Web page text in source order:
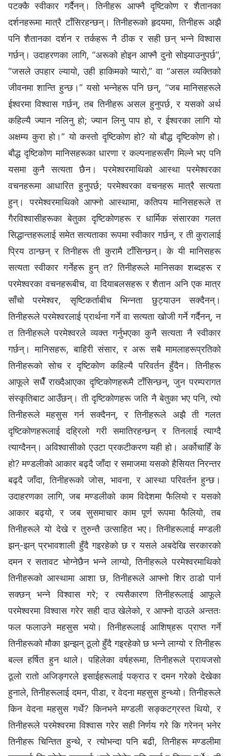
पटक्कै स्वीकार गर्दैनन्। तिनीहरू आफ्नै दृष्टिकोण र शैतानका
दर्शनहरूमा मात्रै टाँसिरहन्छन्। तिनीहरूको हृदयमा, तिनीहरू अझै
पनि शैतानका दर्शन र तर्कहरू नै ठीक र सही छन् भन्‍ने विश्‍वास
गर्छन्। उदाहरणका लागि, “अरूको होइन आफ्नै दुनो सोझ्याउनुपर्छ”,
“जसले उपहार ल्यायो, उही हाकिमको प्यारो,” वा “असल व्यक्तिको
जीवनमा शान्ति हुन्छ।” यसो भन्‍नेहरू पनि छन्, “जब मानिसहरूले
ईश्‍वरमा विश्‍वास गर्छन्, तब तिनीहरू असल हुनुपर्छ, र यसको अर्थ
कहिल्यै ज्यान नलिनु हो; ज्यान लिनु पाप हो, र ईश्‍वरका लागि यो
अक्षम्य कुरा हो।” यो कस्तो दृष्टिकोण हो? यो बौद्ध दृष्टिकोण हो।
बौद्ध दृष्टिकोण मानिसहरूका धारणा र कल्पनाहरूसँग मिल्ने भए पनि
यसमा कुनै सत्यता छैन। परमेश्‍वरमाथिको आस्था परमेश्‍वरका
वचनहरूमा आधारित हुनुपर्छ; परमेश्‍वरका वचनहरू मात्रै सत्यता
हुन्। परमेश्‍वरमाथिको आफ्नो आस्थामा, कतिपय मानिसहरूले त
गैरविश्‍वासीहरूका बेतुका दृष्टिकोणहरू र धार्मिक संसारका गलत
सिद्धान्तहरूलाई समेत सत्यताका रूपमा स्वीकार गर्छन्, र ती कुरालाई
प्रिय ठान्छन् र तिनीहरू ती कुरामै टाँसिन्छन्। के यी मानिसहरू
सत्यता स्वीकार गर्नेहरू हुन् त? तिनीहरूले मानिसका शब्दहरू र
परमेश्‍वरका वचनहरूबीच, वा दियाबलसहरू र शैतान अनि एक मात्र
साँचो परमेश्‍वर, सृष्टिकर्ताबीच भिन्‍नता छुट्याउन सक्दैनन्।
तिनीहरूले परमेश्‍वरलाई प्रार्थना गर्ने वा सत्यता खोजी गर्ने गर्दैनन्, न
त तिनीहरूले परमेश्‍वरले व्यक्त गर्नुभएका कुनै सत्यता नै स्वीकार
गर्छन्। मानिसहरू, बाहिरी संसार, र अरू सबै मामलाहरूप्रतिको
तिनीहरूको सोच र दृष्टिकोण कहिल्यै परिवर्तन हुँदैन। तिनीहरू
आफूले सधैँ राख्दैआएका दृष्टिकोणहरूमै टाँसिन्छन्, जुन परम्परागत
संस्कृतिबाट आउँछन्। ती दृष्टिकोणहरू जति नै बेतुका भए पनि, त्यो
तिनीहरूले महसुस गर्न सक्दैनन्, र तिनीहरूले अझै ती गलत
दृष्टिकोणहरूलाई दह्रिलो गरी समातिरहन्छन् र तिनलाई त्याग्दै
त्याग्दैनन्। अविश्‍वासीको एउटा प्रकटीकरण यही हो। अर्कोचाहिँ के
हो? मण्डलीको आकार बढ्दै जाँदा र समाजमा यसको हैसियत निरन्तर
बढ्दै जाँदा, तिनीहरूको जोस, भावना, र आस्था परिवर्तन हुन्छ।
उदाहरणका लागि, जब मण्डलीको काम विदेशमा फैलियो र यसको
आकार बढ्यो, र जब सुसमाचार काम पूर्ण रूपमा फैलियो, तब
तिनीहरूले यो देखे र तुरुन्तै उत्साहित भए। तिनीहरूलाई मण्डली
झन्-झन् प्रभावशाली हुँदै गइरहेको छ र यसले अबदेखि सरकारको
दमन र सतावट भोग्‍नेछैन भन्‍ने लाग्यो, तिनीहरूले परमेश्‍वरमाथिको
तिनीहरूको आस्थामा आशा छ, तिनीहरूले आफ्नो शिर ठाडो पार्न
सक्छन् भन्‍ने विश्‍वास गरे; र त्यसैकारण तिनीहरूलाई आफूले
परमेश्‍वरमा विश्‍वास गरेर सही दाउ खेलेको, र आफ्नो दाउले अन्ततः
फल फलाउने महसुस भयो। तिनीहरूलाई आशिष्‌हरू प्राप्त गर्ने
तिनीहरूको मौका झन्झन् ठूलो हुँदै गइरहेको छ भन्‍ने लाग्यो र तिनीहरू
बल्ल हर्षित हुन थाले। पहिलेका वर्षहरूमा, तिनीहरूले प्रायजसो
ठूलो रातो अजिङ्गरले इसाईहरूलाई पक्राउ र दमन गरेको देखेका
हुनाले, तिनीहरूलाई दमन, पीडा, र वेदना महसुस हुन्थ्यो। तिनीहरूले
किन वेदना महसुस गर्थे? किनभने मण्डली सङ्कटग्रस्त थियो, र
तिनीहरूले परमेश्‍वरमा विश्‍वास गरेर सही निर्णय गरे कि गरेनन् भनेर
तिनीहरू चिन्तित हुन्थे, र त्योभन्दा पनि बढी, तिनीहरू मण्डलीमा